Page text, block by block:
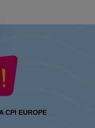
CPI EUROPE